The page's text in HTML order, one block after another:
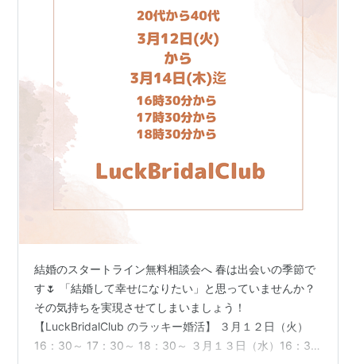
結婚のスタートライン無料相談会へ 春は出会いの季節で
す🌷 「結婚して幸せになりたい」と思っていませんか？
その気持ちを実現させてしまいましょう！
【LuckBridalClub のラッキー婚活】 ３月１２日（火）
16：30～ 17：30～ 18：30～ ３月１３日（水）16：30